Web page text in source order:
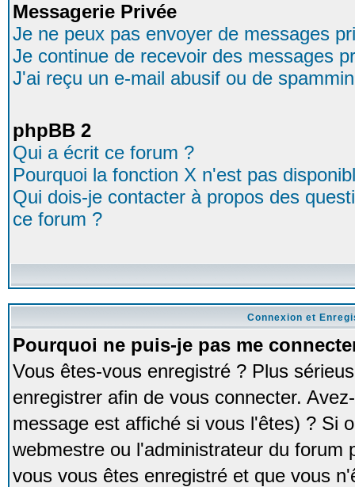
Messagerie Privée
Je ne peux pas envoyer de messages
Je continue de recevoir des messages
J'ai reçu un e-mail abusif ou de
phpBB 2
Qui a écrit ce forum ?
Pourquoi la fonction X n'est pas
Qui dois-je contacter à propos des
ce forum ?
Connexion et
Pourquoi ne puis-je pas me
Vous êtes-vous enregistré ? Plus
enregistrer afin de vous connecter.
message est affiché si vous l'êtes) ? Si
webmestre ou l'administrateur du forum
vous vous êtes enregistré et que vous